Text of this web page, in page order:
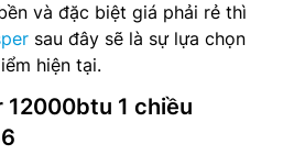
và đặc biệt giá phải rẻ thì
sau đây sẽ là sự lựa chọn
hiện tại.
12000btu 1 chiều